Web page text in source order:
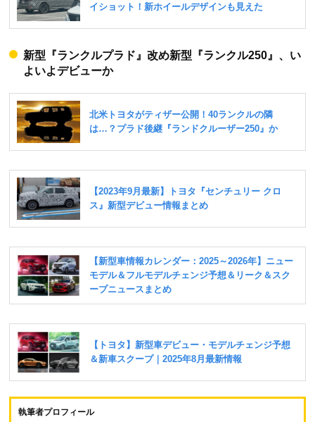
新型『ランクルプラド』改め新型『ランクル250』、い
よいよデビューか
執筆者プロフィール